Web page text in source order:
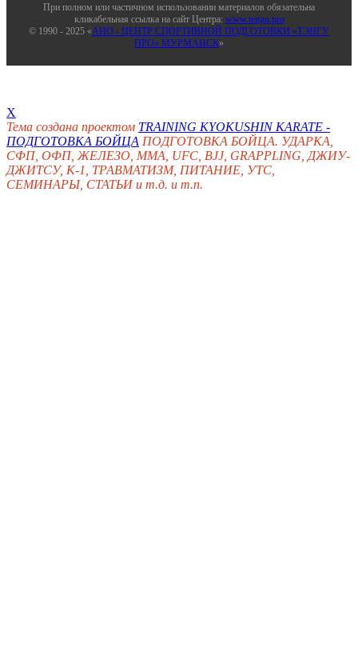
При полном или частичном использовании материалов обязательна
кликабельная ссылка на сайт Центра: www.tengu.pro
© 1990 - 2025 «АНО - ЦЕНТР СПОРТИВНОЙ ПОДГОТОВКИ «ТЭНГУ
ПРО» МУРМАНСК»
X
Тема создана проектом TRAINING KYOKUSHIN KARATE -
ПОДГОТОВКА БОЙЦА ПОДГОТОВКА БОЙЦА. УДАРКА,
СФП, ОФП, ЖЕЛЕЗО, ММА, UFC, BJJ, GRAPPLING, ДЖИУ-
ДЖИТСУ, K-1, ТРАВМАТИЗМ, ПИТАНИЕ, УТС,
СЕМИНАРЫ, СТАТЬИ и т.д. и т.п.